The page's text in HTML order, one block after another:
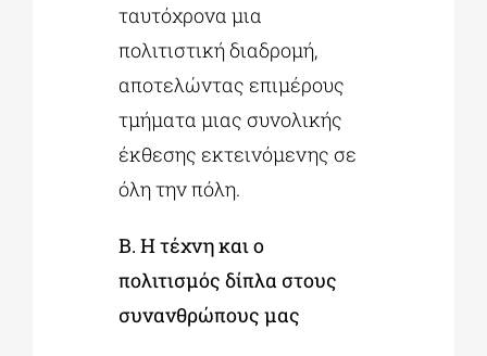
ταυτόχρονα μια
πολιτιστική διαδρομή,
αποτελώντας επιμέρους
τμήματα μιας συνολικής
έκθεσης εκτεινόμενης σε
όλη την πόλη.
Β. Η τέχνη και ο
πολιτισμός δίπλα στους
συνανθρώπους μας